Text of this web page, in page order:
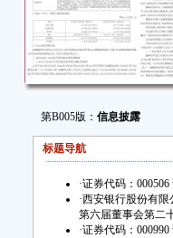
第B005版： 信息披露
标题导航
·证券代码：
·西安银行股份有限
第六届董事会第二
·证券代码：